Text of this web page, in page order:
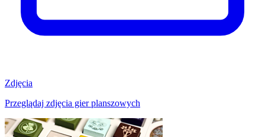
Zdjęcia
Przeglądaj zdjęcia gier planszowych